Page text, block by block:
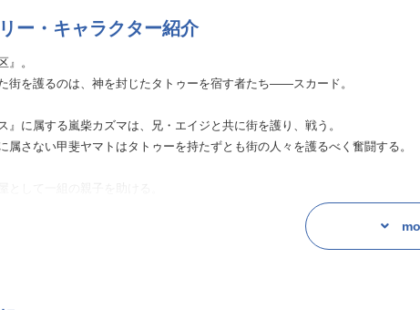
貫き、想いは交差していく――。
ー・キャラクター紹介
。
街を護るのは、神を封じたタトゥーを宿す者たち――スカード。
』に属する嵐柴カズマは、兄・エイジと共に街を護り、戦う。
属さない甲斐ヤマトはタトゥーを持たずとも街の人々を護るべく奮闘する。
として一組の親子を助ける。
たのもつかの間、親子にさらなる追手がかけられていることを知る。弟・ミ
『ヘリオス』に助けを求めにきた親子を護衛も兼ねて仮住まいに案内してい
父と衝突する息子を見て、その脳裏にはかつての自分の姿がよぎる。